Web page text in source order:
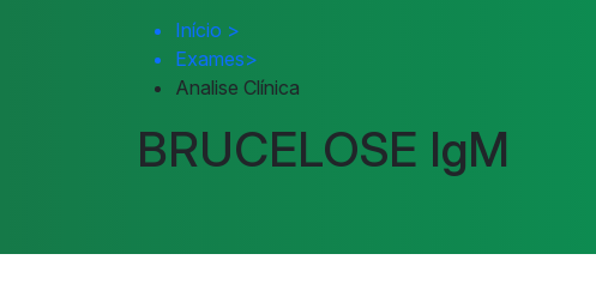
Início >
Exames>
Analise Clínica
BRUCELOSE IgM